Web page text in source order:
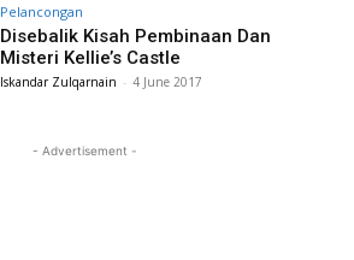
Pelancongan
Disebalik Kisah Pembinaan Dan
Misteri Kellie’s Castle
Iskandar Zulqarnain - 4 June 2017
- Advertisement -